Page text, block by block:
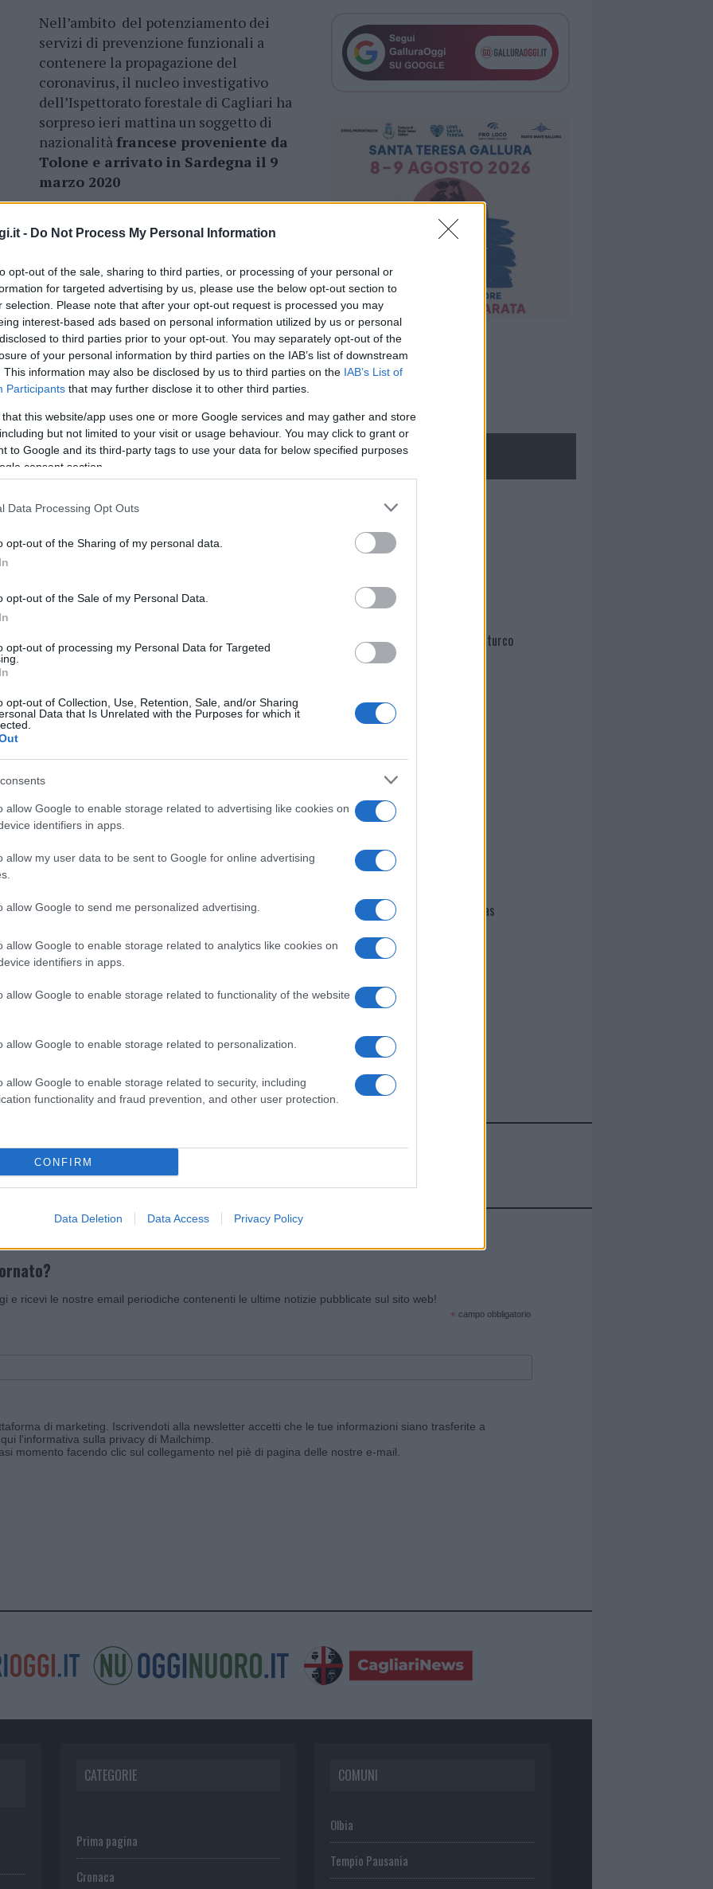
- Do Not Process My Personal Information
opt-out of the sale, sharing to third parties, or processing of your personal or
for targeted advertising by us, please use the below opt-out section to
selection. Please note that after your opt-out request is processed you may
interest-based ads based on personal information utilized by us or personal
to third parties prior to your opt-out. You may separately opt-out of the
of your personal information by third parties on the IAB’s list of downstream
This information may also be disclosed by us to third parties on the IAB’s List of
Participants that may further disclose it to other third parties.
that this website/app uses one or more Google services and may gather and store
but not limited to your visit or usage behaviour. You may click to grant or
to Google and its third-party tags to use your data for below specified purposes
consent section.
Data Processing Opt Outs
opt-out of the Sharing of my personal data.
opt-out of the Sale of my Personal Data.
opt-out of processing my Personal Data for Targeted
opt-out of Collection, Use, Retention, Sale, and/or Sharing
Data that Is Unrelated with the Purposes for which it
allow Google to enable storage related to advertising like cookies on
identifiers in apps.
allow my user data to be sent to Google for online advertising
allow Google to send me personalized advertising.
allow Google to enable storage related to analytics like cookies on
identifiers in apps.
allow Google to enable storage related to functionality of the website
allow Google to enable storage related to personalization.
allow Google to enable storage related to security, including
functionality and fraud prevention, and other user protection.
CONFIRM
Data Deletion Data Access Privacy Policy
Nell’ambito del potenziamento dei
servizi di prevenzione funzionali a
contenere la propagazione del
coronavirus, il nucleo investigativo
dell’Ispettorato forestale di Cagliari ha
sorpreso ieri mattina un soggetto di
nazionalità francese proveniente da
Tolone e arrivato in Sardegna il 9
marzo 2020
nel comune di Domus de Maria a
presso la propria barca
del Dpcmche vieta movimenti a scopo
quarantena obbligatoriaimposto
Regione del 9 marzo
suglispostamenti del turista francese.
nella sezione
i tuoi video e le tue foto
+39 345 356 7512
di GalluraOggi.it
news daGoogle News
NECROLOGIE
Mario Malu
Martina Agostina Diturco
I nostri cari
I nostri cari
Giovannimaria Cabras
Invia un Comunicato Stampa
e ricevi le nostre email periodiche contenenti le ultime notizie pubblicate sul sito web!
* campo obbligatorio
di marketing. Iscrivendoti alla newsletter accetti che le tue informazioni siano trasferite a
l'informativa sulla privacy di Mailchimp
momento facendo clic sul collegamento nel piè di pagina delle nostre e-mail.
CATEGORIE
Prima pagina
Cronaca
COMUNI
Olbia
Tempio Pausania